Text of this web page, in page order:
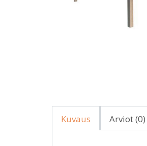
Kuvaus Arviot (0)